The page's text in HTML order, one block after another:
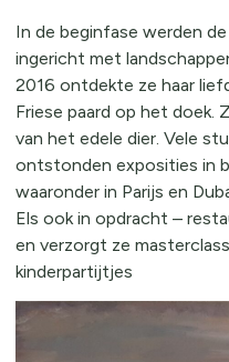
In de beginfase werden
ingericht met
2016 ontdekte ze haar
Friese paard op het doek.
van het edele dier. Vele
ontstonden exposities in
waaronder in Parijs en
Els ook in opdracht –
en verzorgt ze
kinderpartijtjes